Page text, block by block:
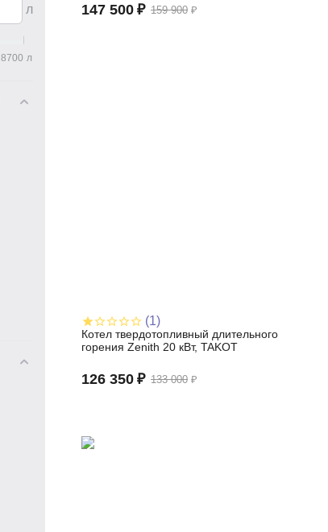
159 900 ₽
147 500 ₽
(1)
Котел твердотопливный длительного
горения Zenith 20 кВт, TAKOT
133 000 ₽
126 350 ₽
л
8700 л